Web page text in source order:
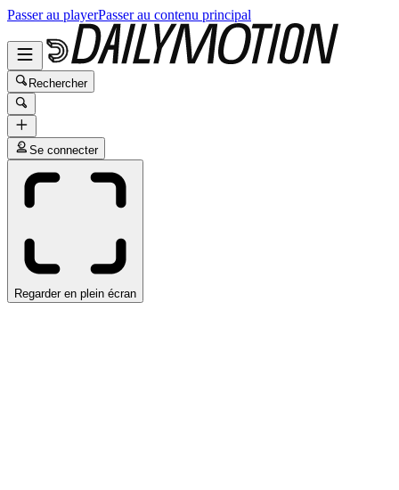
Passer au playerPasser au contenu principal
Rechercher
Se connecter
Regarder en plein écran